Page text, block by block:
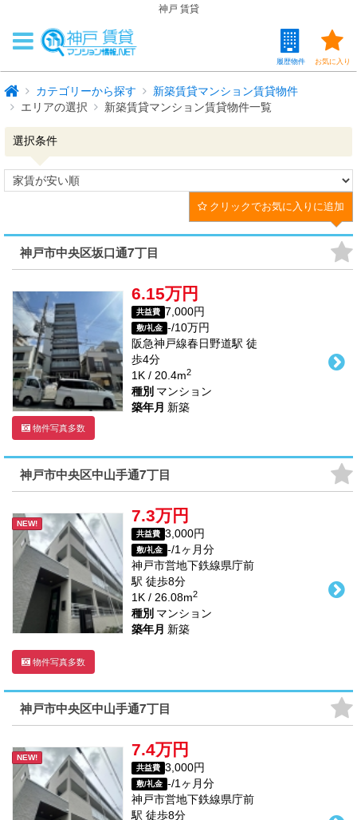
神戸 賃貸
お気に入り
履歴物件
カテゴリーから探す
新築賃貸マンション賃貸物件
エリアの選択
新築賃貸マンション賃貸物件一覧
選択条件
クリックでお気に入りに追加
神戸市中央区坂口通7丁目
物件写真多数
6.15万円
共益費 7,000円
敷/礼金 -/10万円
阪急神戸線春日野道駅 徒
歩4分
1K / 20.4m2
種別 マンション
築年月 新築
神戸市中央区中山手通7丁目
NEW!
物件写真多数
7.3万円
共益費 3,000円
敷/礼金 -/1ヶ月分
神戸市営地下鉄線県庁前
駅 徒歩8分
1K / 26.08m2
種別 マンション
築年月 新築
神戸市中央区中山手通7丁目
NEW! 7.4万円
共益費 3,000円
敷/礼金 -/1ヶ月分
神戸市営地下鉄線県庁前
駅 徒歩8分